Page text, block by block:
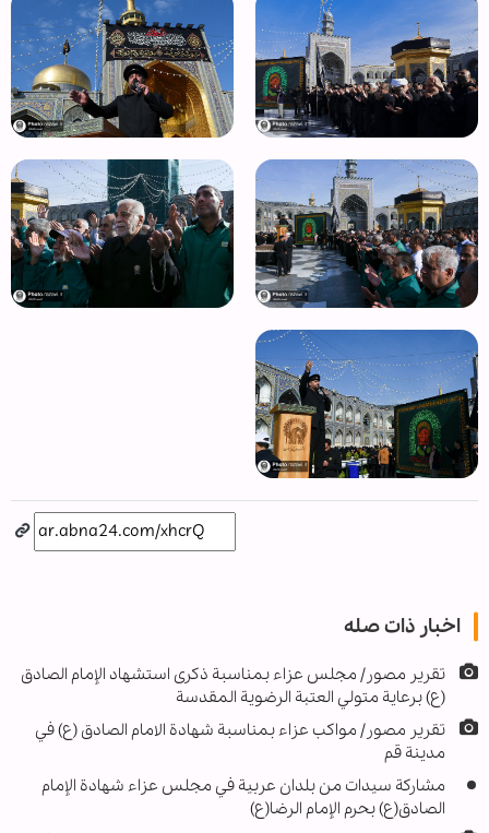
اخبار ذات صله
تقرير مصور/ مجلس عزاء بمناسبة ذكرى استشهاد الإمام الصادق
(ع) برعاية متولي العتبة الرضوية المقدسة
تقرير مصور/ مواكب عزاء بمناسبة شهادة الامام الصادق (ع) في
مدينة قم
مشاركة سيدات من بلدان عربية في مجلس عزاء شهادة الإمام
الصادق(ع) بحرم الإمام الرضا(ع)